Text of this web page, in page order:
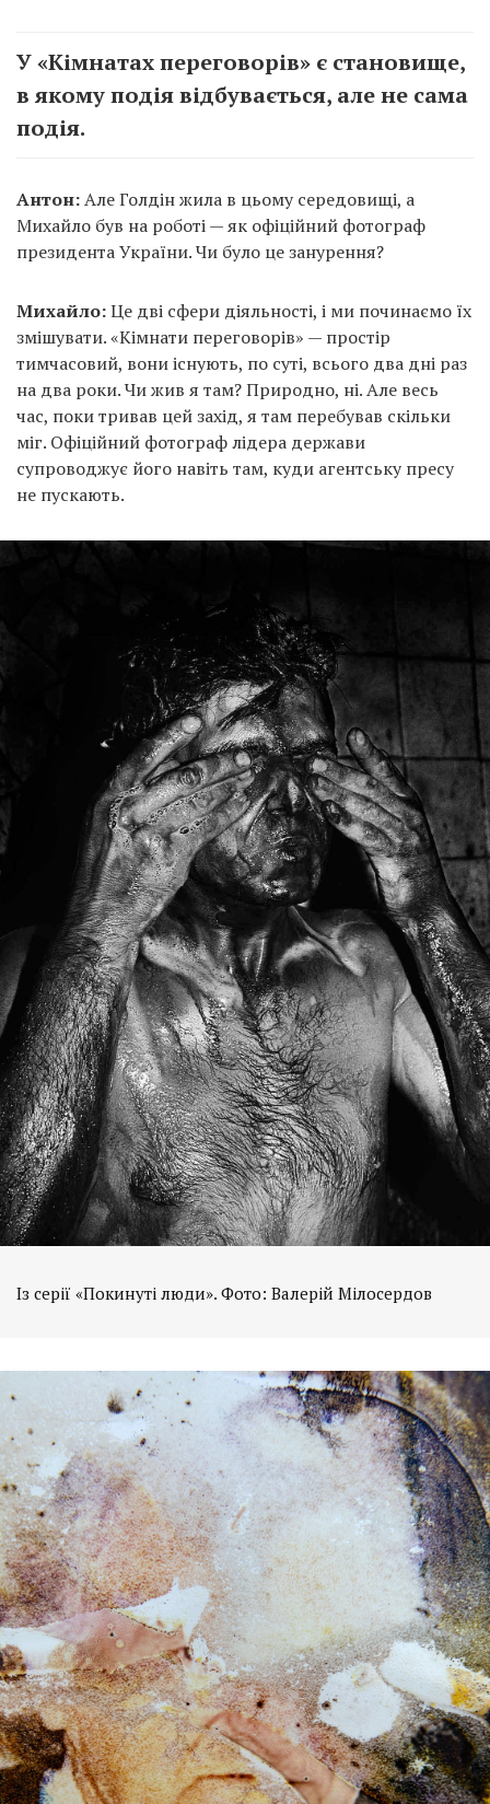
У «Кімнатах переговорів» є становище,
в якому подія відбувається, але не сама
подія.
Антон:Але Голдін жила в цьому середовищі, а
Михайло був на роботі — як офіційний фотограф
президента України. Чи було це занурення?
Михайло:Це дві сфери діяльності, і ми починаємо їх
змішувати. «Кімнати переговорів» — простір
тимчасовий, вони існують, по суті, всього два дні раз
на два роки. Чи жив я там? Природно, ні. Але весь
час, поки тривав цей захід, я там перебував скільки
міг. Офіційний фотограф лідера держави
супроводжує його навіть там, куди агентську пресу
не пускають.
Із серії «Покинуті люди». Фото: Валерій Мілосердов